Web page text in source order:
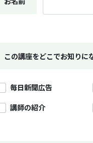
この講座をどこでお知りに
毎日新聞広告
講師の紹介